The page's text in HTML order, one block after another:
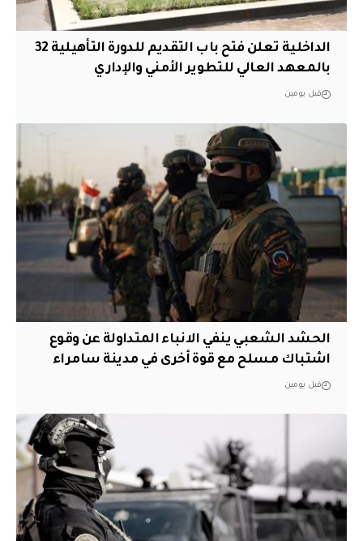
الداخلية تعلن فتح باب التقديم للدورة التأهيلية 32
بالمعهد العالي للتطوير الأمني والإداري
قبل يومين
الحشد الشعبي ينفي الانباء المتداولة عن وقوع
اشتباك مسلح مع قوة أخرى في مدينة سامراء
قبل يومين